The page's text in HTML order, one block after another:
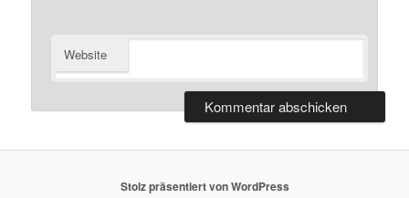
Website
Stolz präsentiert von WordPress